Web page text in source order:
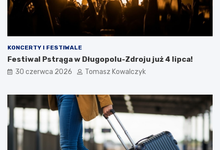
KONCERTY I FESTIWALE
Festiwal Pstrąga w Długopolu-Zdroju już 4 lipca!
30 czerwca 2026 Tomasz Kowalczyk